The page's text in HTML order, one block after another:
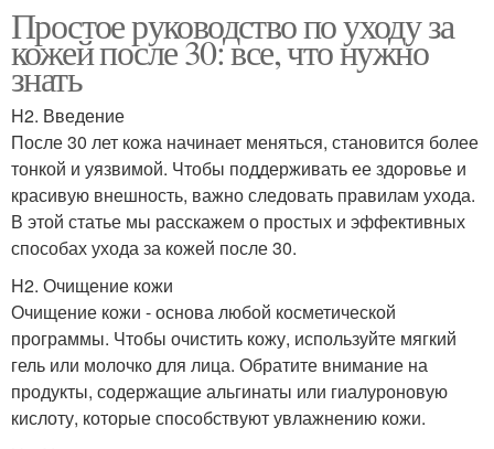
Простое руководство по уходу за
кожей после 30: все, что нужно
знать
H2. Введение
После 30 лет кожа начинает меняться, становится более
тонкой и уязвимой. Чтобы поддерживать ее здоровье и
красивую внешность, важно следовать правилам ухода.
В этой статье мы расскажем о простых и эффективных
способах ухода за кожей после 30.
H2. Очищение кожи
Очищение кожи - основа любой косметической
программы. Чтобы очистить кожу, используйте мягкий
гель или молочко для лица. Обратите внимание на
продукты, содержащие альгинаты или гиалуроновую
кислоту, которые способствуют увлажнению кожи.